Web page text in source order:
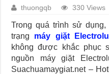
thuongqb 330 Views
Trong quá trình sử
trạng máy giặt
không được khắc phục
nguồn máy giặt
Suachuamaygiat.net –